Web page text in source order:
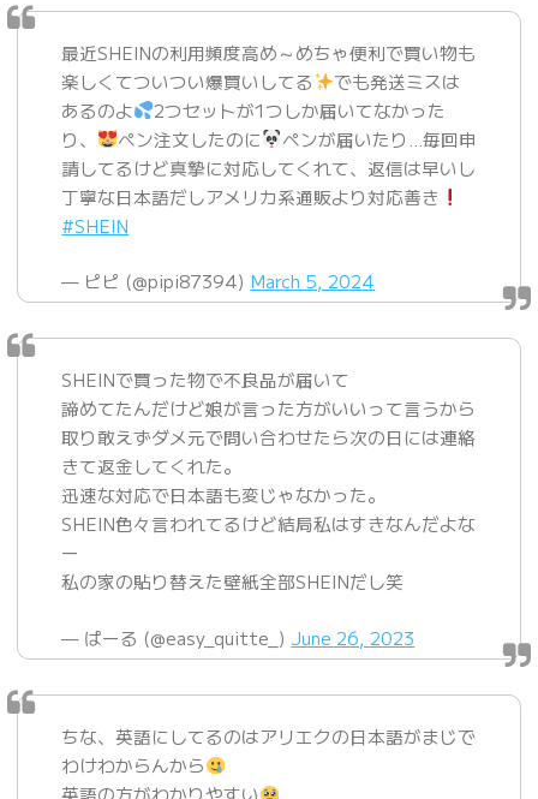
最近SHEINの利用頻度高め～めちゃ便利で買い物も
楽しくてついつい爆買いしてる
でも発送ミスは
あるのよ
2つセットが1つしか届いてなかった
り、
ペン注文したのに
ペンが届いたり…毎回申
請してるけど真摯に対応してくれて、返信は早いし
丁寧な日本語だしアメリカ系通販より対応善き
#SHEIN
— ピピ (@pipi87394) March 5, 2024
SHEINで買った物で不良品が届いて
諦めてたんだけど娘が言った方がいいって言うから
取り敢えずダメ元で問い合わせたら次の日には連絡
きて返金してくれた。
迅速な対応で日本語も変じゃなかった。
SHEIN色々言われてるけど結局私はすきなんだよな
ー
私の家の貼り替えた壁紙全部SHEINだし笑
— ぱーる (@easy_quitte_) June 26, 2023
ちな、英語にしてるのはアリエクの日本語がまじで
わけわからんから
英語の方がわかりやすい